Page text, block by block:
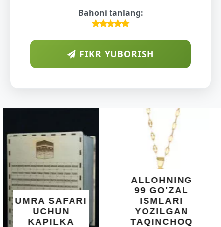
Bahoni tanlang:
FIKR YUBORISH
ALLOHNING
99 GO'ZAL
ISMLARI
YOZILGAN
TAQINCHOQ
DIYORIDA
O'SUVCHI
KUNDUR
DARAXTINING
SHIFOBAXSH
YELIMI: AQL,
XOTIRA VA
UMUMIY
SALOMATLIK
UCHUN
BEBAHO
NE'MAT